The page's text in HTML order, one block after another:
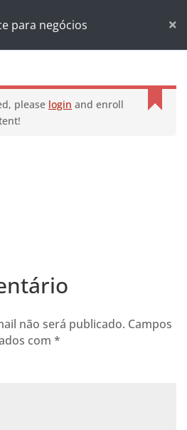
para negócios
please login and enroll
não será publicado. Campos
com *